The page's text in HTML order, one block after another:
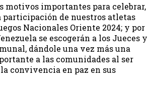
motivos importantes para celebrar,
participación de nuestros atletas
Nacionales Oriente 2024; y por
se escogerán a los Jueces y
dándole una vez más una
a las comunidades al ser
convivencia en paz en sus